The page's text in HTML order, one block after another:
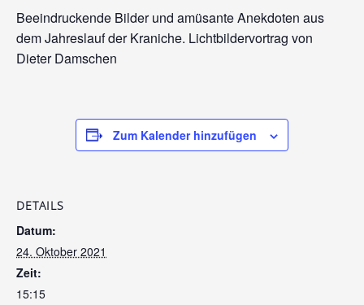
Beeindruckende Bilder und amüsante Anekdoten aus
dem Jahreslauf der Kraniche. Lichtbildervortrag von
Dieter Damschen
Zum Kalender hinzufügen
DETAILS
Datum:
24. Oktober 2021
Zeit:
15:15